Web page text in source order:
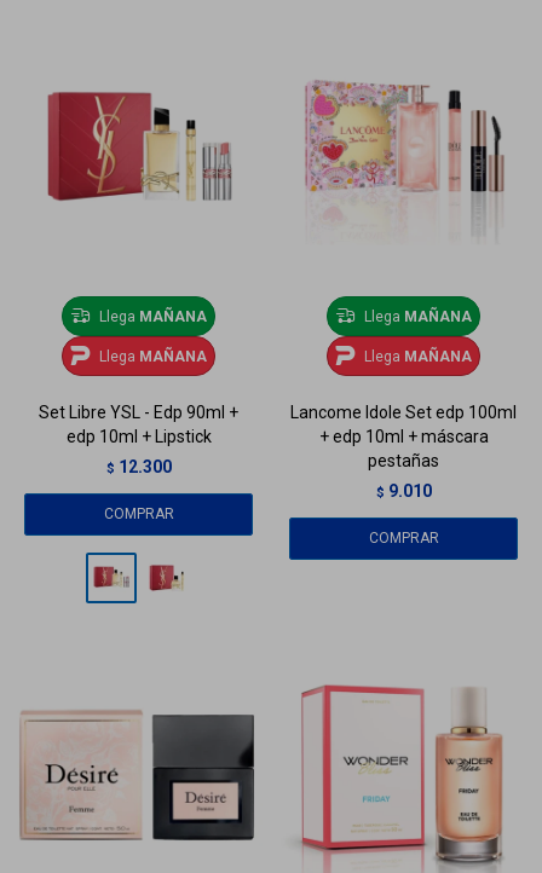
Llega MAÑANA
Llega MAÑANA
Set Libre YSL - Edp 90ml +
edp 10ml + Lipstick
$ 12.300
Llega MAÑANA
Llega MAÑANA
Lancome Idole Set edp 100ml
+ edp 10ml + máscara
pestañas
$ 9.010